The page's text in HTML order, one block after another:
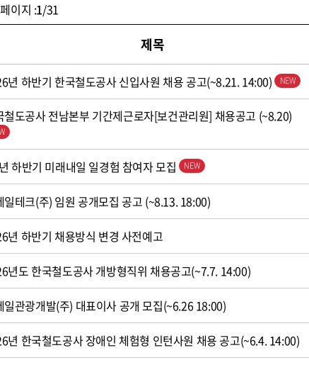
이지 :1/31
제목
년 하반기 한국철도공사 신입사원 채용 공고(~8.21. 14:00)
철도공사 전남본부 기간제근로자[보건관리원] 채용공고 (~8.20)
하반기 미래내일 일경험 참여자 모집
일테크(주) 임원 공개모집 공고 (~8.13. 18:00)
년 하반기 채용방식 변경 사전예고
년도 한국철도공사 개방형직위 채용공고(~7.7. 14:00)
일관광개발(주) 대표이사 공개 모집(~6.26 18:00)
년 한국철도공사 장애인 체험형 인턴사원 채용 공고(~6.4. 14:00)